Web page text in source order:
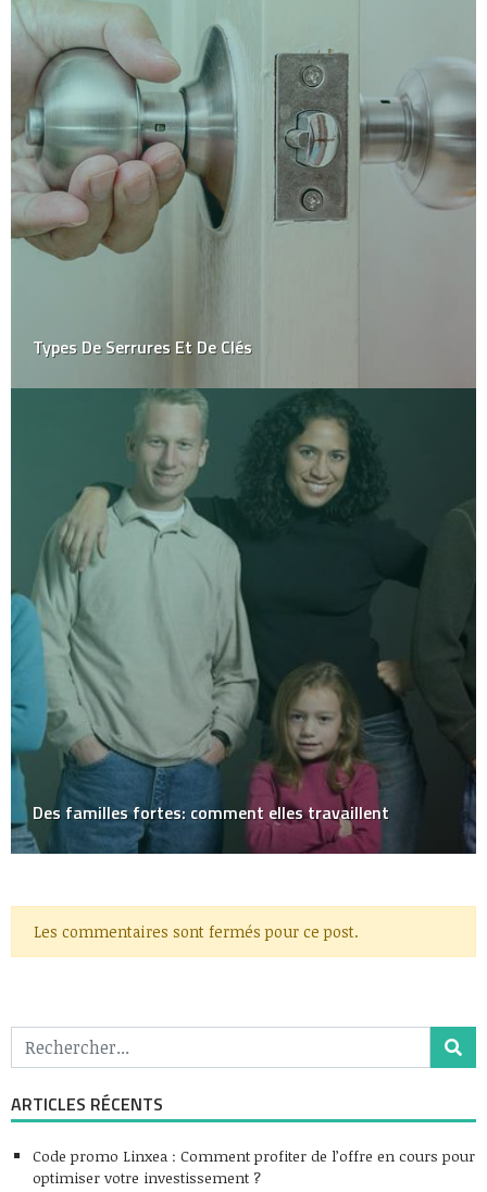
Types De Serrures Et De Clés
Des familles fortes: comment elles travaillent
Les commentaires sont fermés pour ce post.
ARTICLES RÉCENTS
Code promo Linxea : Comment profiter de l’offre en cours pour
optimiser votre investissement ?